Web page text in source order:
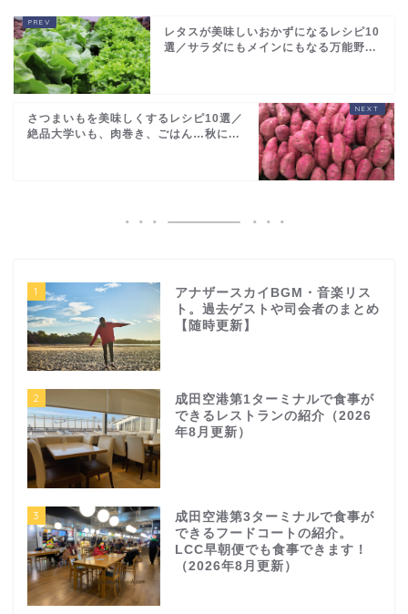
レタスが美味しいおかずになるレシピ10
選／サラダにもメインにもなる万能野...
さつまいもを美味しくするレシピ10選／
絶品大学いも、肉巻き、ごはん…秋に...
1
アナザースカイBGM・音楽リス
ト。過去ゲストや司会者のまとめ
【随時更新】
2
成田空港第1ターミナルで食事が
できるレストランの紹介（2026
年8月更新）
3
成田空港第3ターミナルで食事が
できるフードコートの紹介。
LCC早朝便でも食事できます！
（2026年8月更新）